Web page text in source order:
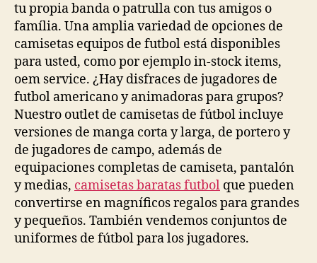
tu propia banda o patrulla con tus amigos o
família. Una amplia variedad de opciones de
camisetas equipos de futbol está disponibles
para usted, como por ejemplo in-stock items,
oem service. ¿Hay disfraces de jugadores de
futbol americano y animadoras para grupos?
Nuestro outlet de camisetas de fútbol incluye
versiones de manga corta y larga, de portero y
de jugadores de campo, además de
equipaciones completas de camiseta, pantalón
y medias, camisetas baratas futbol que pueden
convertirse en magníficos regalos para grandes
y pequeños. También vendemos conjuntos de
uniformes de fútbol para los jugadores.